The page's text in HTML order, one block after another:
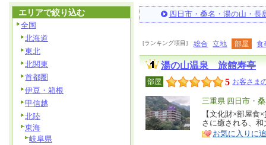
四日市・桑名・湯の山・長
[ランキング項目] 総合 立地 部屋 食
湯の山温泉 旅館寿亭
部屋 5 お客さま
エ
リ
ア
三重県 四日市・
特
徴
【文化財×部屋
さに癒される、
お気に入りに
エリアで絞り込む
全国
北海道
東北
北関東
首都圏
伊豆・箱根
甲信越
北陸
東海
岐阜県